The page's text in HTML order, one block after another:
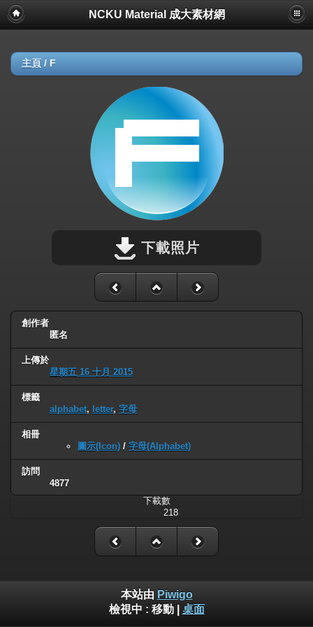
NCKU Material 成大素材網
主頁 / F
下載照片
創作者
匿名
上傳於
星期五 16 十月 2015
標籤
alphabet, letter, 字母
相冊
圖示(Icon) / 字母(Alphabet)
訪問
4877
下載數
218
本站由 Piwigo
檢視中 : 移動| 桌面